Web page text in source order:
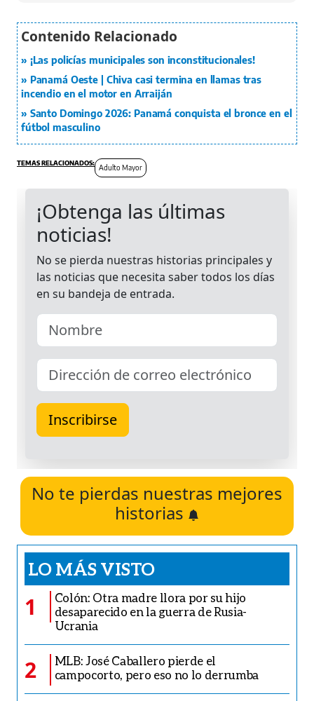
¡Las policías municipales son inconstitucionales!
Panamá Oeste | Chiva casi termina en llamas tras
incendio en el motor en Arraiján
Santo Domingo 2026: Panamá conquista el bronce en el
fútbol masculino
Adulto Mayor
No te pierdas nuestras mejores
historias
LO MÁS VISTO
1
Colón: Otra madre llora por su hijo
desaparecido en la guerra de Rusia-
Ucrania
2
MLB: José Caballero pierde el
campocorto, pero eso no lo derrumba